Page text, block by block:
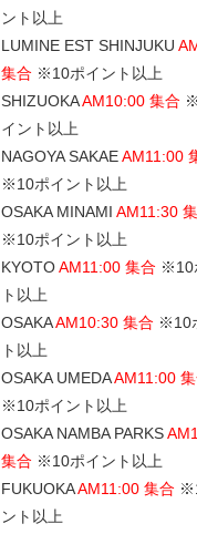
ント以上
LUMINE EST SHINJUKU
集合 ※10ポイント以上
SHIZUOKAAM10:00 集合
イント以上
NAGOYA SAKAEAM11:00
※10ポイント以上
OSAKA MINAMI AM11:30
※10ポイント以上
KYOTOAM11:00 集合 ※10
ト以上
OSAKAAM10:30 集合 ※10
ト以上
OSAKA UMEDAAM11:00
※10ポイント以上
OSAKA NAMBA PARKS
集合 ※10ポイント以上
FUKUOKAAM11:00 集合
ント以上